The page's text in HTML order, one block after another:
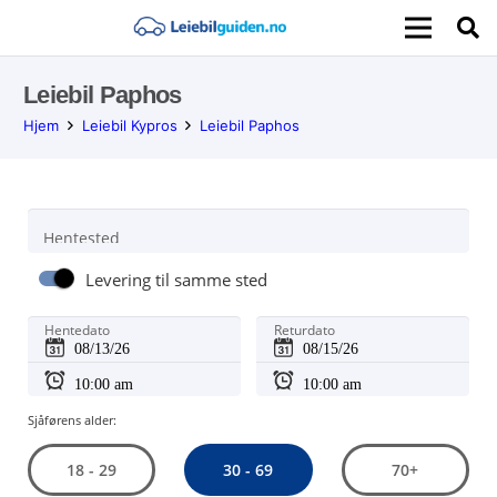
Leiebil Paphos
Hjem Leiebil Kypros Leiebil Paphos
Hentested
Levering til samme sted
Hentedato Returdato
Sjåførens alder:
18 - 29 30 - 69 70+